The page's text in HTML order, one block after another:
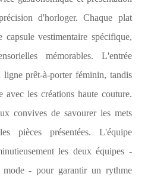
d'horloger. Chaque plat
vestimentaire spécifique,
mémorables. L'entrée
ligne prêt-à-porter féminin, tandis
les créations haute couture.
convives de savourer les mets
pièces présentées. L'équipe
les deux équipes -
- pour garantir un rythme